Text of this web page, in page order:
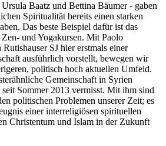
Baatz und Bettina Bäumer - gaben
Spiritualität bereits einen starken
Das beste Beispiel dafür ist das
und Yogakursen. Mit Paolo
SJ hier erstmals einer
ausführlich vorstellt, bewegen wir
politisch hoch aktuellen Umfeld.
Gemeinschaft in Syrien
Sommer 2013 vermisst. Mit ihm sind
politischen Problemen unserer Zeit; es
einer interreligiösen spirituellen
Christentum und Islam in der Zukunft